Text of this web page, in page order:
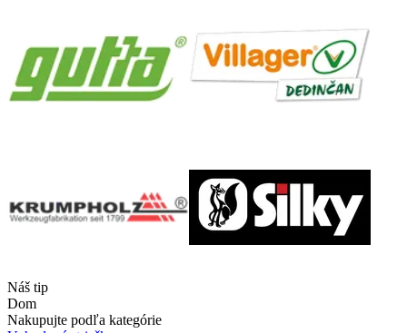
Náš tip
Dom
Nakupujte podľa kategórie